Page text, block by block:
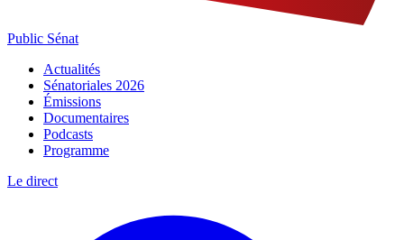
Public Sénat
Actualités
Sénatoriales 2026
Émissions
Documentaires
Podcasts
Programme
Le direct